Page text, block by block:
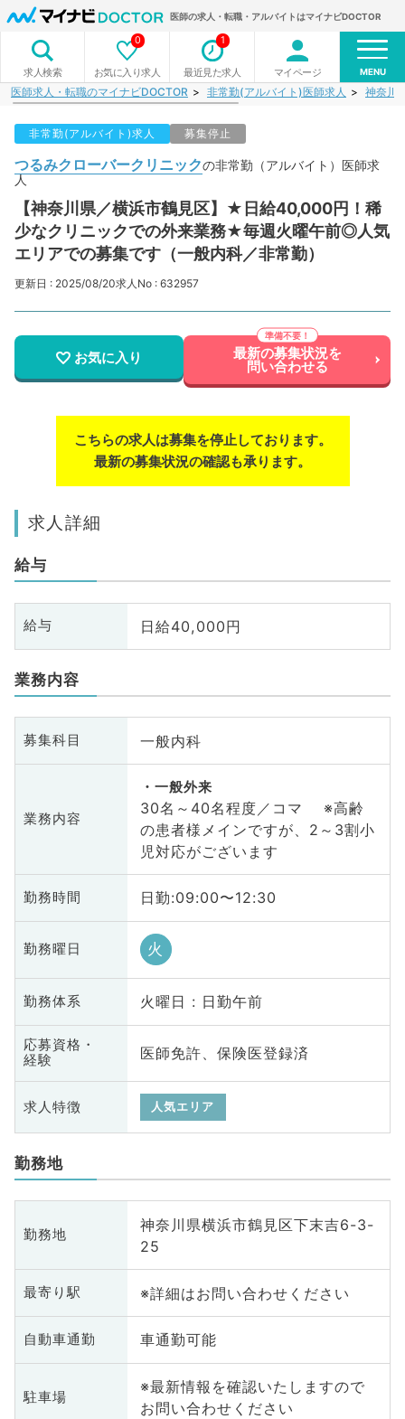
医師の求人・転職・アルバイトはマイナビDOCTOR
求人検索 お気に入り求人
0
最近見た求人
1
マイページ MENU
医師求人・転職のマイナビDOCTOR 非常勤(アルバイト)医師求人 神奈川
非常勤(アルバイト)求人 募集停止
つるみクローバークリニックの非常勤（アルバイト）医師求
人
【神奈川県／横浜市鶴見区】★日給40,000円！稀
少なクリニックでの外来業務★毎週火曜午前◎人気
エリアでの募集です（一般内科／非常勤）
更新日 : 2025/08/20求人No : 632957
お気に入り 最新の募集状況を
問い合わせる
こちらの求人は募集を停止しております。
最新の募集状況の確認も承ります。
求人詳細
給与
給与 日給40,000円
業務内容
募集科目 一般内科
業務内容
一般外来
30名～40名程度／コマ ※高齢
の患者様メインですが、2～3割小
児対応がございます
勤務時間 日勤:09:00〜12:30
勤務曜日 火
勤務体系 火曜日 : 日勤午前
応募資格・
経験
医師免許、保険医登録済
求人特徴 人気エリア
勤務地
勤務地
神奈川県横浜市鶴見区下末吉6-3-
25
最寄り駅 ※詳細はお問い合わせください
自動車通勤 車通勤可能
駐車場
※最新情報を確認いたしますので
お問い合わせください